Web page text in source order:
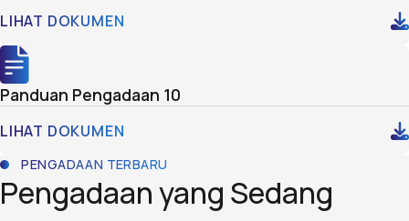
LIHAT DOKUMEN
Panduan Pengadaan 10
LIHAT DOKUMEN
PENGADAAN TERBARU
Pengadaan yang Sedang